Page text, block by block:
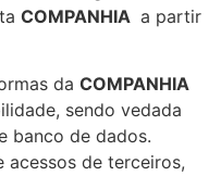
COMPANHIA a partir
da COMPANHIA
sendo vedada
banco de dados.
acessos de terceiros,